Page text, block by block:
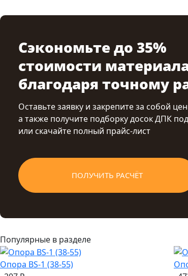
Сэкономьте до 35%
стоимости
благодаря точному
Оставьте заявку и закрепите за собой
а также получите подборку досок ДПК
или скачайте полный прайс-лист
ПОЛУЧИТЬ РАСЧЁТ
Популярные в разделе
Опора BS-1 (38-55)